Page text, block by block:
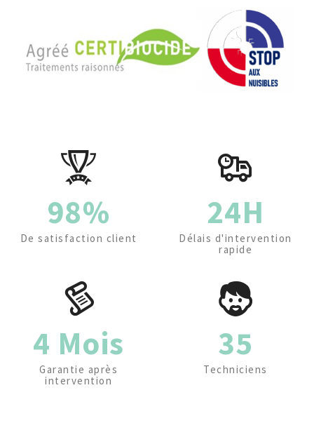
98%
De satisfaction client
24H
Délais d'intervention
rapide
4 Mois
Garantie après
intervention
35
Techniciens